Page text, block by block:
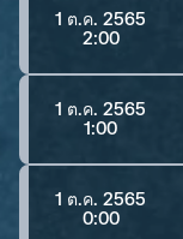
1 ต.ค. 2565
2:00
1 ต.ค. 2565
1:00
1 ต.ค. 2565
0:00